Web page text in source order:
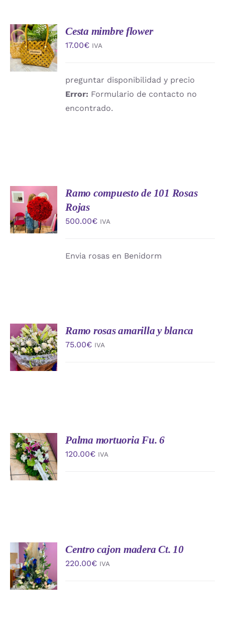
AÑADIR
AL
CARRITO
/
DETALLES
Cesta mimbre flower
17.00€ IVA
preguntar disponibilidad y precio
Error: Formulario de contacto no
encontrado.
AÑADIR
AL
CARRITO
/
DETALLES
Ramo compuesto de 101 Rosas
Rojas
500.00€ IVA
Envia rosas en Benidorm
AÑADIR
AL
CARRITO
/
DETALLES
Ramo rosas amarilla y blanca
75.00€ IVA
AÑADIR
AL
CARRITO
/
DETALLES
Palma mortuoria Fu. 6
120.00€ IVA
AÑADIR
AL
CARRITO
/
DETALLES
Centro cajon madera Ct. 10
220.00€ IVA